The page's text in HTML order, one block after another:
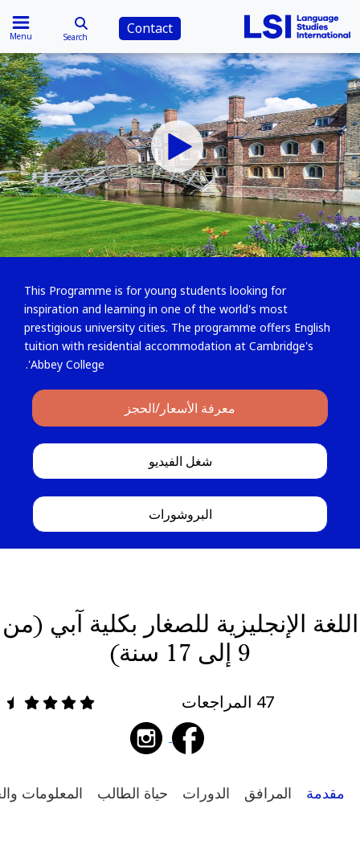
Contact
Search
Menu
This Programme is for young students looking for
inspiration and learning in one of the world's most
prestigious university cities. The programme offers English
tuition with residential accommodation at Cambridge's
Abbey College'.
معرفة الأسعار/الحجز
شغل الفيديو
البروشورات
اللغة الإنجليزية للصغار بكلية آبي (من
9 إلى 17 سنة)
47 المراجعات
مقدمة المرافق الدورات حياة الطالب المعلومات